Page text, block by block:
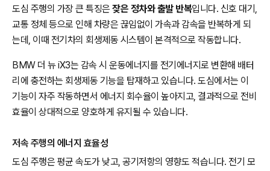
도심 주행의 가장 큰 특징은 잦은 정차와 출발 반복입니다. 신호 대기,
교통 정체 등으로 인해 차량은 끊임없이 가속과 감속을 반복하게 되
는데, 이때 전기차의 회생제동 시스템이 본격적으로 작동합니다.
BMW 더 뉴 iX3는 감속 시 운동에너지를 전기에너지로 변환해 배터
리에 충전하는 회생제동 기능을 탑재하고 있습니다. 도심에서는 이
기능이 자주 작동하면서 에너지 회수율이 높아지고, 결과적으로 전비
효율이 상대적으로 양호하게 유지될 수 있습니다.
저속 주행의 에너지 효율성
도심 주행은 평균 속도가 낮고, 공기저항의 영향도 적습니다. 전기 모